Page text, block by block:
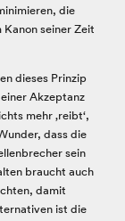
die
seiner Zeit
dieses Prinzip
Akzeptanz
mehr ‚reibt‘,
dass die
sein
braucht auch
damit
ist die